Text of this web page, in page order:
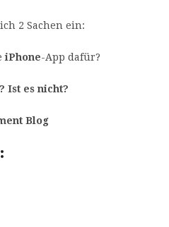
2 Sachen ein:
iPhone-App dafür?
Ist es nicht?
Blog